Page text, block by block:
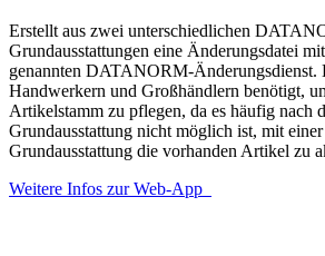
Erstellt aus zwei unterschiedlichen
Grundausstattungen eine Änderungsdatei
genannten DATANORM-Änderungsdienst.
Handwerkern und Großhändlern benötigt,
Artikelstamm zu pflegen, da es häufig nach
Grundausstattung nicht möglich ist, mit
Grundausstattung die vorhanden Artikel zu
Weitere Infos zur Web-App